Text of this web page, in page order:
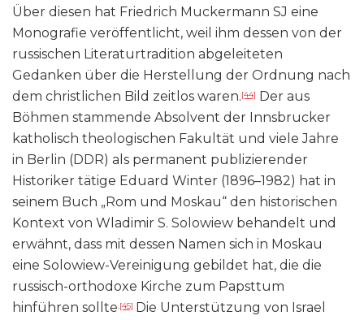
Über diesen hat Friedrich Muckermann SJ eine
Monografie veröffentlicht, weil ihm dessen von der
russischen Literaturtradition abgeleiteten
Gedanken über die Herstellung der Ordnung nach
dem christlichen Bild zeitlos waren.[44] Der aus
Böhmen stammende Absolvent der Innsbrucker
katholisch theologischen Fakultät und viele Jahre
in Berlin (DDR) als permanent publizierender
Historiker tätige Eduard Winter (1896–1982) hat in
seinem Buch „Rom und Moskau“ den historischen
Kontext von Wladimir S. Solowiew behandelt und
erwähnt, dass mit dessen Namen sich in Moskau
eine Solowiew-Vereinigung gebildet hat, die die
russisch-orthodoxe Kirche zum Papsttum
hinführen sollte.[45] Die Unterstützung von Israel